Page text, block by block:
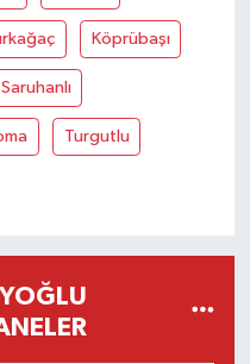
Köprübaşı
Saruhanlı
Turgutlu